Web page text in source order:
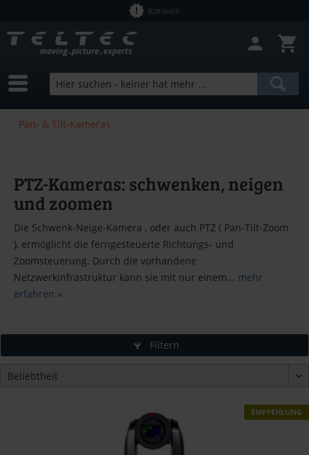
B2B SHOP
Pan- & Tilt-Kameras
PTZ-Kameras: schwenken, neigen
und zoomen
Die Schwenk-Neige-Kamera , oder auch PTZ ( Pan-Tilt-Zoom
), ermöglicht die ferngesteuerte Richtungs- und
Zoomsteuerung. Durch die vorhandene
Netzwerkinfrastruktur kann sie mit nur einem... mehr
erfahren »
Filtern
EMPFEHLUNG